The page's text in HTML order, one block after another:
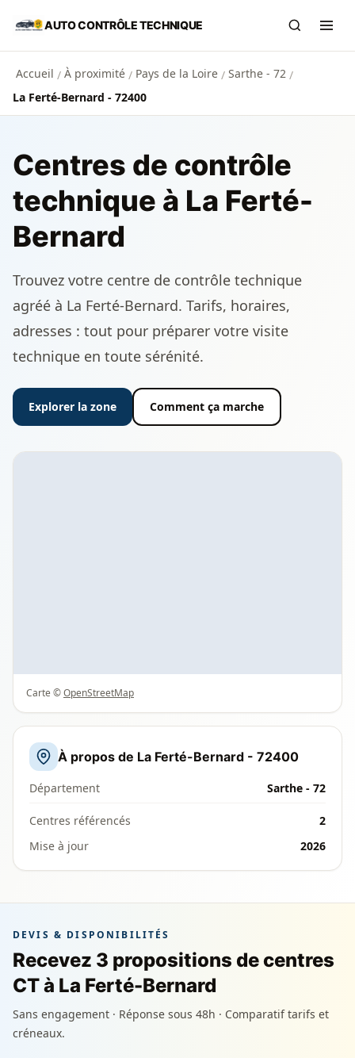
Aller au contenu principal
AUTO CONTRÔLE TECHNIQUE
Accueil / À proximité / Pays de la Loire / Sarthe - 72 /
La Ferté-Bernard - 72400
Centres de contrôle
technique à La Ferté-
Bernard
Trouvez votre centre de contrôle technique
agréé à La Ferté-Bernard. Tarifs, horaires,
adresses : tout pour préparer votre visite
technique en toute sérénité.
Explorer la zone Comment ça marche
Carte ©OpenStreetMap
À propos de La Ferté-Bernard - 72400
Département Sarthe - 72
Centres référencés
2
Mise à jour
2026
DEVIS & DISPONIBILITÉS
Recevez 3 propositions de centres
CT à La Ferté-Bernard
Sans engagement · Réponse sous 48h · Comparatif tarifs et
créneaux.